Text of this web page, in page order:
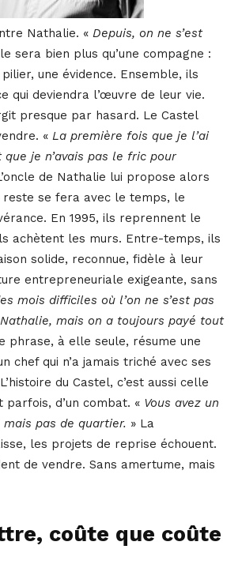
Nathalie. « Depuis, on ne s’est
sera bien plus qu’une compagne :
une évidence. Ensemble, ils
qui deviendra l’œuvre de leur vie.
presque par hasard. Le Castel
« La première fois que je l’ai
je n’avais pas le fric pour
de Nathalie lui propose alors
reste se fera avec le temps, le
En 1995, ils reprennent le
achètent les murs. Entre-temps, ils
solide, reconnue, fidèle à leur
entrepreneuriale exigeante, sans
mois difficiles où l’on ne s’est pas
mais on a toujours payé tout
phrase, à elle seule, résume une
chef qui n’a jamais triché avec ses
du Castel, c’est aussi celle
parfois, d’un combat. « Vous avez un
pas de quartier. » La
les projets de reprise échouent.
de vendre. Sans amertume, mais
coûte que coûte